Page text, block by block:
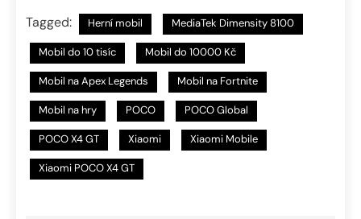
Tagged: Herní mobil MediaTek Dimensity 8100
Mobil do 10 tisíc Mobil do 10000 Kč
Mobil na Apex Legends Mobil na Fortnite
Mobil na hry POCO POCO Global
POCO X4 GT Xiaomi Xiaomi Mobile
Xiaomi POCO X4 GT